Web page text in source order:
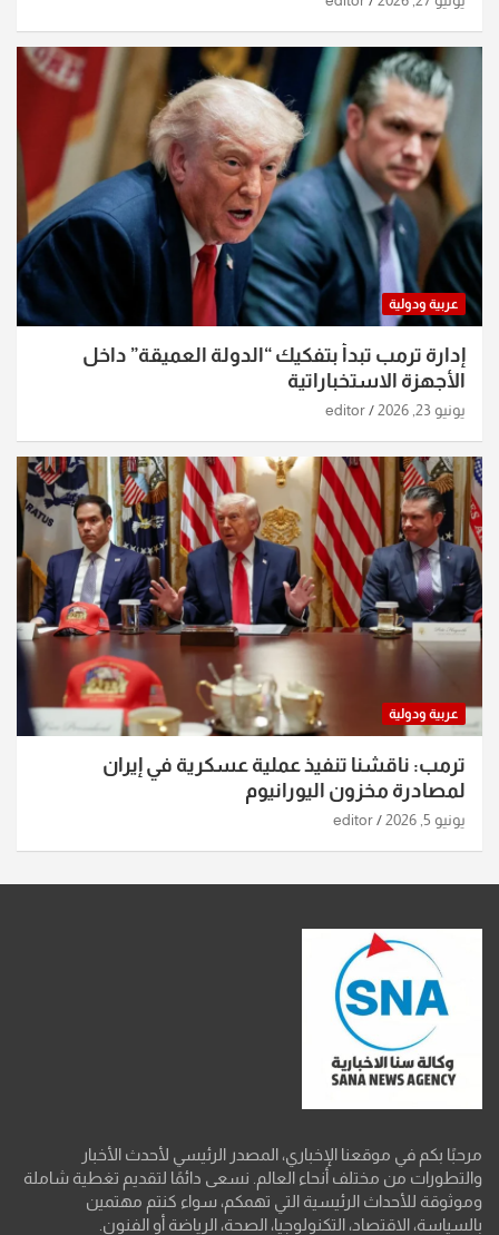
عربية ودولية
إدارة ترمب تبدأ بتفكيك “الدولة العميقة” داخل
الأجهزة الاستخباراتية
يونيو 23, 2026 editor
عربية ودولية
ترمب: ناقشنا تنفيذ عملية عسكرية في إيران
لمصادرة مخزون اليورانيوم
يونيو 5, 2026 editor
مرحبًا بكم في موقعنا الإخباري، المصدر الرئيسي لأحدث الأخبار
والتطورات من مختلف أنحاء العالم. نسعى دائمًا لتقديم تغطية شاملة
وموثوقة للأحداث الرئيسية التي تهمكم، سواء كنتم مهتمين
بالسياسة، الاقتصاد، التكنولوجيا، الصحة، الرياضة أو الفنون.